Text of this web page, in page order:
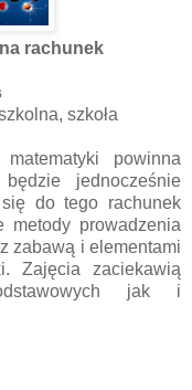
rachunek
szkoła
powinna
jednocześnie
do tego rachunek
metody prowadzenia
zabawą i elementami
Zajęcia zaciekawią
jak i